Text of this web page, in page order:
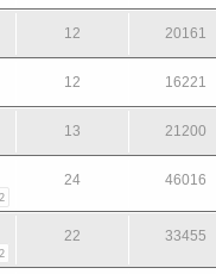
12 20161
12 16221
13 21200
2
24 46016
2
22 33455